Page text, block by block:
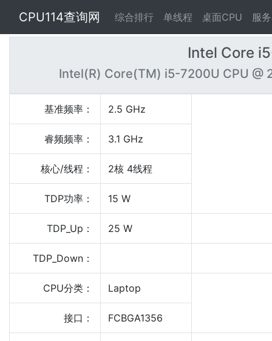
CPU114查询网 综合排行 单线程 桌面CPU 服
Intel Core
Intel(R) Core(TM) i5-7200U CPU @
基准频率： 2.5 GHz
睿频频率： 3.1 GHz
核心/线程： 2核 4线程
TDP功率： 15 W
TDP_Up： 25 W
TDP_Down：
CPU分类： Laptop
接口： FCBGA1356